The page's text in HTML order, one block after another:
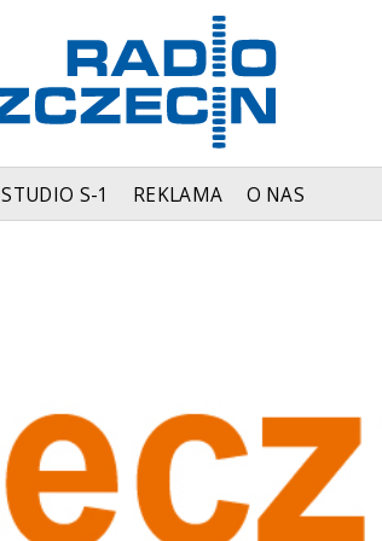
STUDIO S-1 REKLAMA O NAS